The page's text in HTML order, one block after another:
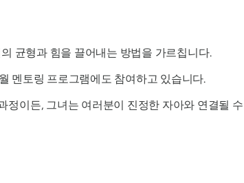
균형과 힘을 끌어내는 방법을 가르칩니다.
멘토링 프로그램에도 참여하고 있습니다.
이든, 그녀는 여러분이 진정한 자아와 연결될